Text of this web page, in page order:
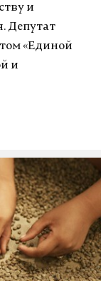
и
Депутат
«Единой
и